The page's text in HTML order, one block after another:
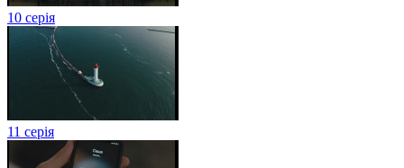
10 серія
11 серія